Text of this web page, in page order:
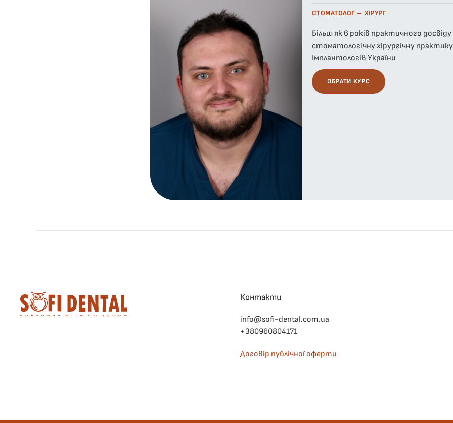
СТОМАТОЛОГ – ХІРУРГ
Більш як 6 років практичного
стоматологічну хірургічну практику
Імплантологів України
ОБРАТИ КУРС
Контакти
info@sofi-dental.com.ua
+380960804171
Договір публічної оферти